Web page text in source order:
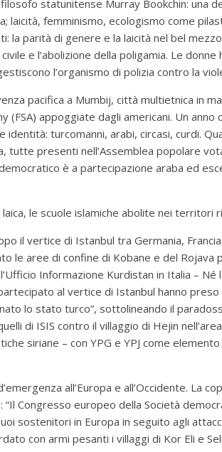
statunitense Murray Bookchin: una
laicità, femminismo, ecologismo come
la parità di genere e la laicità nel bel
e l’abolizione della poligamia. Le donne
l’organismo di polizia contro la
pacifica a Mumbij, città multietnica in
appoggiate dagli americani. Un anno
turcomanni, arabi, circasi, curdi.
tutte presenti nell’Assemblea popolare
è a partecipazione araba ed
le scuole islamiche abolite nei territori
il vertice di Istanbul tra Germania,
le aree di confine di Kobane e del Rojava
Informazione Kurdistan in Italia – Né
al vertice di Istanbul hanno
lo stato turco”, sottolineando il
di ISIS contro il villaggio di Hejin
siriane – con YPG e YPJ come
all’Europa e all’Occidente. La
Congresso europeo della Società
sostenitori in Europa in seguito agli
con armi pesanti i villaggi di Kor Eli e